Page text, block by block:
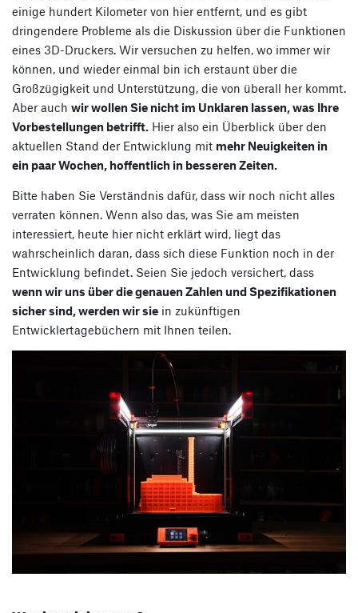
einige hundert Kilometer von hier entfernt, und es gibt
dringendere Probleme als die Diskussion über die Funktionen
eines 3D-Druckers. Wir versuchen zu helfen, wo immer wir
können, und wieder einmal bin ich erstaunt über die
Großzügigkeit und Unterstützung, die von überall her kommt.
Aber auch wir wollen Sie nicht im Unklaren lassen, was Ihre
Vorbestellungen betrifft. Hier also ein Überblick über den
aktuellen Stand der Entwicklung mit mehr Neuigkeiten in
ein paar Wochen, hoffentlich in besseren Zeiten.
Bitte haben Sie Verständnis dafür, dass wir noch nicht alles
verraten können. Wenn also das, was Sie am meisten
interessiert, heute hier nicht erklärt wird, liegt das
wahrscheinlich daran, dass sich diese Funktion noch in der
Entwicklung befindet. Seien Sie jedoch versichert, dass
wenn wir uns über die genauen Zahlen und Spezifikationen
sicher sind, werden wir sie in zukünftigen
Entwicklertagebüchern mit Ihnen teilen.